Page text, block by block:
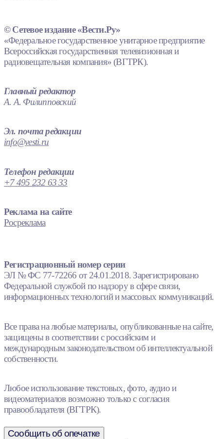
© Сетевое издание «Вести.Ру»
«Федеральное государственное унитарное предприятие
Всероссийская государственная телевизионная и
радиовещательная компания» (ВГТРК).
Главный редактор
А. А. Филипповский
Эл. почта редакции
info@vesti.ru
Телефон редакции
+7 495 232 63 33
Реклама на сайте
Росреклама
Регистрационный номер серии
ЭЛ № ФС 77-72266 от 24.01.2018. Зарегистрировано
Федеральной службой по надзору в сфере связи,
информационных технологий и массовых коммуникаций.
Все права на любые материалы, опубликованные на сайте,
защищены в соответствии с российским и
международным законодательством об интеллектуальной
собственности.
Любое использование текстовых, фото, аудио и
видеоматериалов возможно только с согласия
правообладателя (ВГТРК).
Сообщить об опечатке